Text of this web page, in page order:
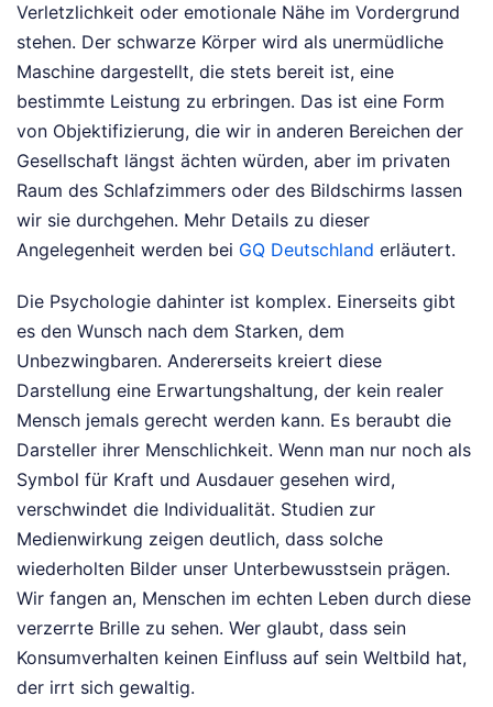
Verletzlichkeit oder emotionale Nähe im Vordergrund
stehen. Der schwarze Körper wird als unermüdliche
Maschine dargestellt, die stets bereit ist, eine
bestimmte Leistung zu erbringen. Das ist eine Form
von Objektifizierung, die wir in anderen Bereichen der
Gesellschaft längst ächten würden, aber im privaten
Raum des Schlafzimmers oder des Bildschirms lassen
wir sie durchgehen. Mehr Details zu dieser
Angelegenheit werden bei GQ Deutschland erläutert.
Die Psychologie dahinter ist komplex. Einerseits gibt
es den Wunsch nach dem Starken, dem
Unbezwingbaren. Andererseits kreiert diese
Darstellung eine Erwartungshaltung, der kein realer
Mensch jemals gerecht werden kann. Es beraubt die
Darsteller ihrer Menschlichkeit. Wenn man nur noch als
Symbol für Kraft und Ausdauer gesehen wird,
verschwindet die Individualität. Studien zur
Medienwirkung zeigen deutlich, dass solche
wiederholten Bilder unser Unterbewusstsein prägen.
Wir fangen an, Menschen im echten Leben durch diese
verzerrte Brille zu sehen. Wer glaubt, dass sein
Konsumverhalten keinen Einfluss auf sein Weltbild hat,
der irrt sich gewaltig.